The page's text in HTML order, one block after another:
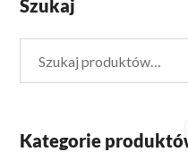
Szukaj
Kategorie